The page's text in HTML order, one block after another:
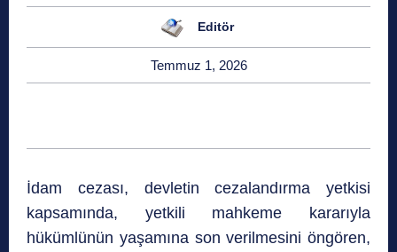
Editör
Temmuz 1, 2026
İdam cezası, devletin cezalandırma yetkisi
kapsamında, yetkili mahkeme kararıyla
hükümlünün yaşamına son verilmesini öngören,